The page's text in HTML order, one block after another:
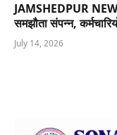
JAMSHEDPUR
समझौता संपन्न,
July 14, 2026